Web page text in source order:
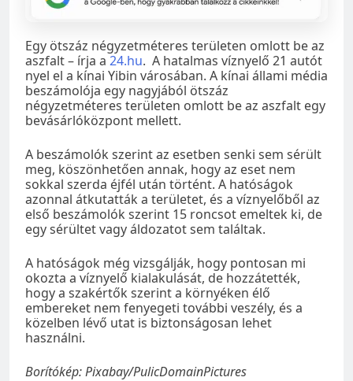
Egy ötszáz négyzetméteres területen omlott be az
aszfalt – írja a 24.hu. A hatalmas víznyelő 21 autót
nyel el a kínai Yibin városában. A kínai állami média
beszámolója egy nagyjából ötszáz
négyzetméteres területen omlott be az aszfalt egy
bevásárlóközpont mellett.
A beszámolók szerint az esetben senki sem sérült
meg, köszönhetően annak, hogy az eset nem
sokkal szerda éjfél után történt. A hatóságok
azonnal átkutatták a területet, és a víznyelőből az
első beszámolók szerint 15 roncsot emeltek ki, de
egy sérültet vagy áldozatot sem találtak.
A hatóságok még vizsgálják, hogy pontosan mi
okozta a víznyelő kialakulását, de hozzátették,
hogy a szakértők szerint a környéken élő
embereket nem fenyegeti további veszély, és a
közelben lévő utat is biztonságosan lehet
használni.
Borítókép: Pixabay/PulicDomainPictures